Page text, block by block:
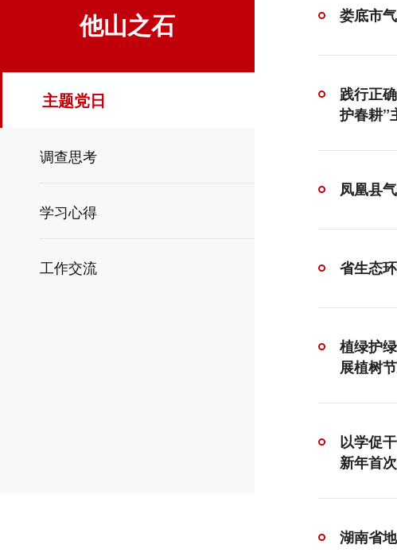
他山之石
主题党日
调查思考
学习心得
工作交流
娄底市
践行正
护春耕”
凤凰县
省生态
植绿护
展植树
以学促
新年首
湖南省